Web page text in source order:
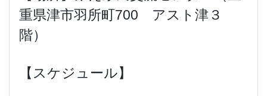
重県津市羽所町700 アスト津３
階）
【スケジュール】